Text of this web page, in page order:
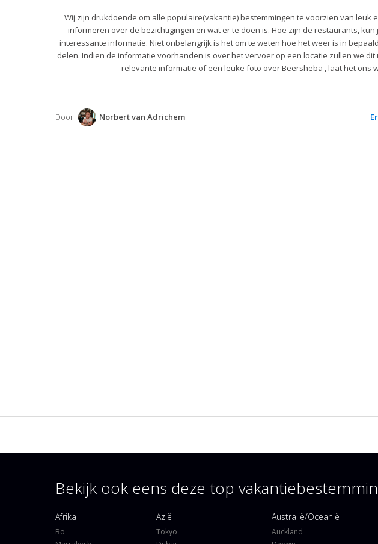
Wij zijn drukdoende om alle populaire(vakantie) bestemmingen te voorzien van leuk
informeren over de bezichtigingen en wat er te doen is. Hoe zijn de restaurants,
interessante informatie. Niet onbelangrijk is het om te weten hoe het weer is in
delen. Indien de informatie voorhanden is over het vervoer op een locatie zullen we
relevante informatie of een leuke foto over Beersheba , laat het ons
Door Norbert van Adrichem
Bekijk ook eens deze top
Afrika
Bo
Azië
Tokyo
Australië/Oceanië
Auckland